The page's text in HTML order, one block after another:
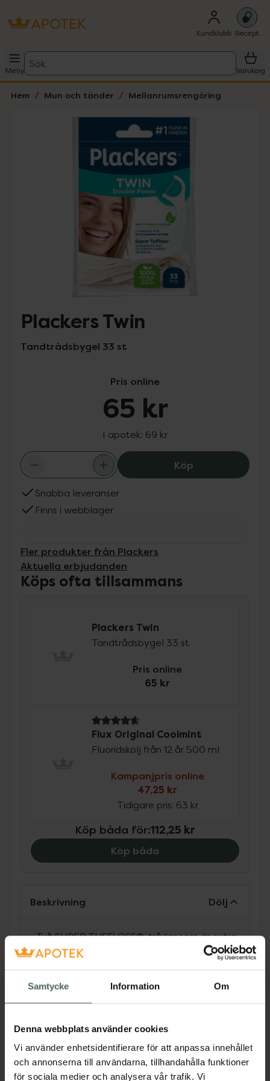
Samtycke Information Om
Denna webbplats använder cookies
Vi använder enhetsidentifierare för att anpassa innehållet
och annonserna till användarna, tillhandahålla funktioner
för sociala medier och analysera vår trafik. Vi
Kundklubb Recept
Meny
Sök
Varukorg
Hem Mun och tänder Mellanrumsrengöring
Lista: . Innehåller 1 objekt.
Plackers Twin
Tandtrådsbygel 33 st
Pris online
65 kr
I apotek: 69 kr
KöpPlackers Twin,
Snabba leveranser
Finns i webblager
Fler produkter från Plackers
Aktuella erbjudanden
Köps ofta tillsammans
Plackers Twin
Tandtrådsbygel 33 st
Pris online
65 kr
4.8 av 5 i omdöme
Flux Original Coolmint
Fluoridskölj från 12 år 500 ml
Kampanjpris online
47,25 kr
Tidigare pris: 63 kr
Köp båda för:112,25 kr
Köp båda
Beskrivning Dölj
•Två SUPER TUFFLOSS®-trådar som är extra
starka, för effektiv rengöring
•Handtag i 100% återvunnen plast
•Fräsh mintsmak
matrester
Plackers® Twin tandtrådsbygel med två